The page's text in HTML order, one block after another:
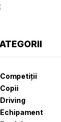
Competiții
Copii
Driving
Echipament